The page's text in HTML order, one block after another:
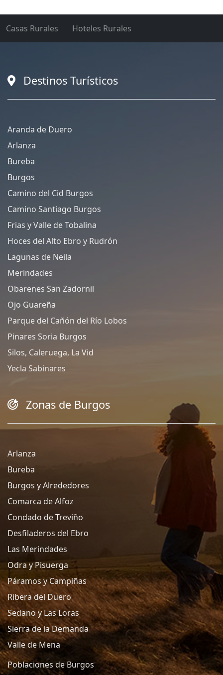
Casas Rurales Hoteles Rurales
Destinos Turísticos
Aranda de Duero
Arlanza
Bureba
Burgos
Camino del Cid Burgos
Camino Santiago Burgos
Frias y Valle de Tobalina
Hoces del Alto Ebro y Rudrón
Lagunas de Neila
Merindades
Obarenes San Zadornil
Ojo Guareña
Parque del Cañón del Río Lobos
Pinares Soria Burgos
Silos, Caleruega, La Vid
Yecla Sabinares
Zonas de Burgos
Arlanza
Bureba
Burgos y Alrededores
Comarca de Alfoz
Condado de Treviño
Desfiladeros del Ebro
Las Merindades
Odra y Pisuerga
Páramos y Campiñas
Ribera del Duero
Sedano y Las Loras
Sierra de la Demanda
Valle de Mena
Poblaciones de Burgos